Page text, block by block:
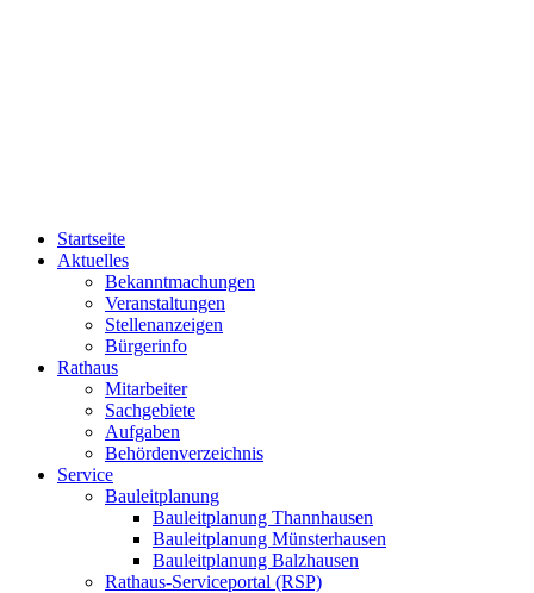
Startseite
Aktuelles
Bekanntmachungen
Veranstaltungen
Stellenanzeigen
Bürgerinfo
Rathaus
Mitarbeiter
Sachgebiete
Aufgaben
Behördenverzeichnis
Service
Bauleitplanung
Bauleitplanung Thannhausen
Bauleitplanung Münsterhausen
Bauleitplanung Balzhausen
Rathaus-Serviceportal (RSP)